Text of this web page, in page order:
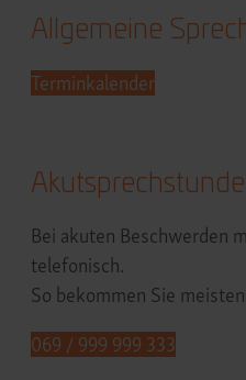
Allgemeine
Terminkalender
Akutsprechstunde
Bei akuten Beschwerden
telefonisch.
So bekommen Sie
069 / 999 999 333